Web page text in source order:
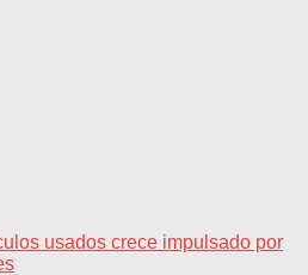
usados crece impulsado por